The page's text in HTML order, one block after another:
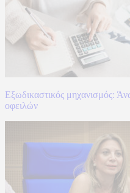
Εξωδικαστικός μηχανισμός:
οφειλών